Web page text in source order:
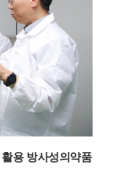
활용 방사성의약품